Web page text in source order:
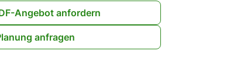
Angebot anfordern
anfragen